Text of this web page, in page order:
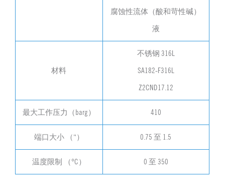
腐蚀性流体（酸和苛性碱）
液
材料
不锈钢 316L
SA182-F316L
Z2CND17.12
最大工作压力（barg） 410
端口大小 （“） 0.75 至 1.5
温度限制 （°C） 0 至 350